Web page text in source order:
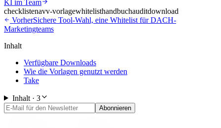
KI im Team
checklistenavv-vorlagewhitelisthandbuchauditdownload
VorherSichere Tool-Wahl, eine Whitelist für DACH-
Marketingteams
Inhalt
Verfügbare Downloads
Wie die Vorlagen genutzt werden
Take
Inhalt · 3
Abonnieren